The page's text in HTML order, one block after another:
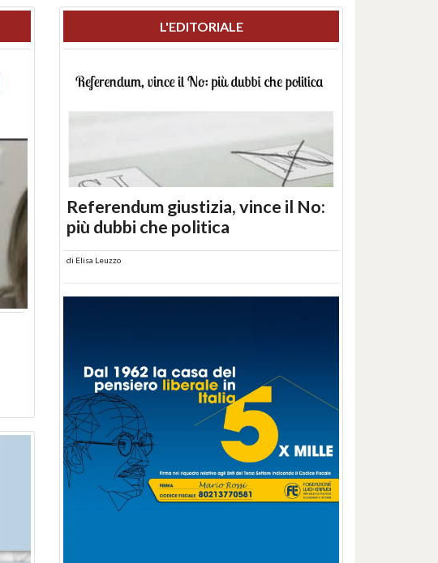
L'EDITORIALE
Referendum giustizia, vince il No:
più dubbi che politica
di Elisa Leuzzo